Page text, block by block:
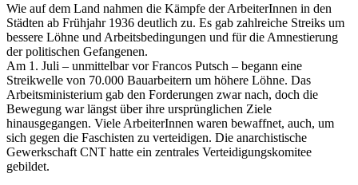
Wie auf dem Land nahmen die Kämpfe der ArbeiterInnen in den
Städten ab Frühjahr 1936 deutlich zu. Es gab zahlreiche Streiks um
bessere Löhne und Arbeitsbedingungen und für die Amnestierung
der politischen Gefangenen.
Am 1. Juli – unmittelbar vor Francos Putsch – begann eine
Streikwelle von 70.000 Bauarbeitern um höhere Löhne. Das
Arbeitsministerium gab den Forderungen zwar nach, doch die
Bewegung war längst über ihre ursprünglichen Ziele
hinausgegangen. Viele ArbeiterInnen waren bewaffnet, auch, um
sich gegen die Faschisten zu verteidigen. Die anarchistische
Gewerkschaft CNT hatte ein zentrales Verteidigungskomitee
gebildet.